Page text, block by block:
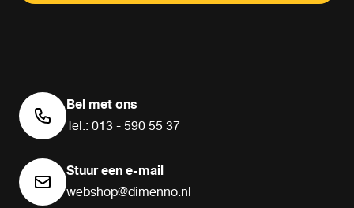
Bel met ons
Tel.: 013 - 590 55 37
Stuur een e-mail
webshop@dimenno.nl